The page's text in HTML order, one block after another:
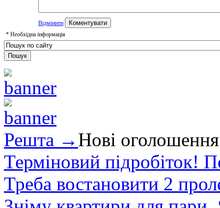
Відмінити
* Необхідна інформація
Решта → Нові оголошення
Терміновий підробіток!
Треба востановити 2